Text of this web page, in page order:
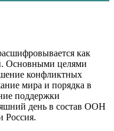
как
Основными целями
конфликтных
мира и порядка в
поддержки
день в состав ООН
Россия.